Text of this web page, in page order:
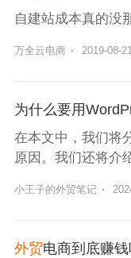
自建站成本真的没
万全云电商 · 2019-08-21
为什么要用
在本文中，我们将
原因。我们还将介
小王子的外贸笔记 ·
外贸电商到底赚钱